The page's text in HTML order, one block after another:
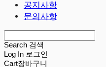
공지사항
문의사항
Search 검색
Log In 로그인
Cart장바구니